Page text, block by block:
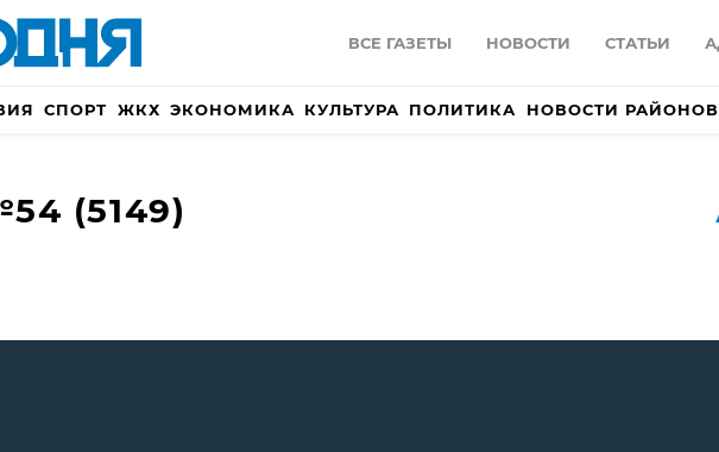
ВСЕ ГАЗЕТЫ НОВОСТИ СТАТЬИ
СПОРТ ЖКХ ЭКОНОМИКА КУЛЬТУРА ПОЛИТИКА НОВОСТИ РАЙОНОВ
(5149)